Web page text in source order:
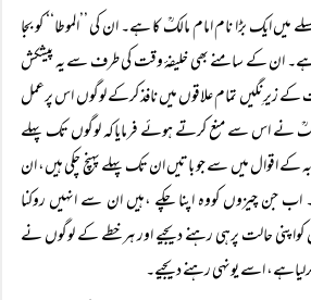
ایک بڑا نام امام مالکؒ کا ہے۔ ان کی ’’الموطا‘‘ کو بجا
ہے۔ ان کے سامنے بھی خلیفۂ وقت کی طرف سے یہ پیشکش
کے زیرِنگیں تمام علاقوں میں نافذ کرکے لوگوں اس پرعمل
مالکؒ نے اس سے منع کرتے ہوئے فرمایاکہ لوگوں تک پہلے
کے اقوال میں سے جو باتیں ان تک پہلے پہنچ چکی ہیں، ان
اب جن چیزوں کووہ اپنا چکے ،ہیں ان سے انہیں روکنا
کواپنی حالت پرہی رہنے دیجیے اور ہرخطے کے لوگوں نے
اسے یونہی رہنے دیجیے۔